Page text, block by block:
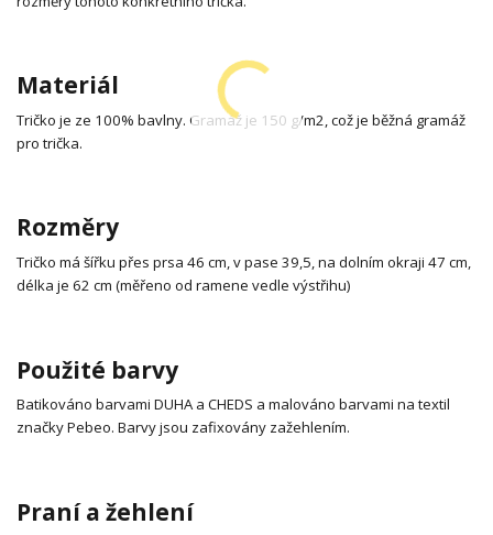
Materiál
Tričko je ze 100% bavlny. Gramáž je 150 g/m2, což je běžná gramáž
pro trička.
Rozměry
Tričko má šířku přes prsa 46 cm, v pase 39,5, na dolním okraji 47 cm,
délka je 62 cm (měřeno od ramene vedle výstřihu)
Použité barvy
Batikováno barvami DUHA a CHEDS a malováno barvami na textil
značky Pebeo. Barvy jsou zafixovány zažehlením.
Praní a žehlení